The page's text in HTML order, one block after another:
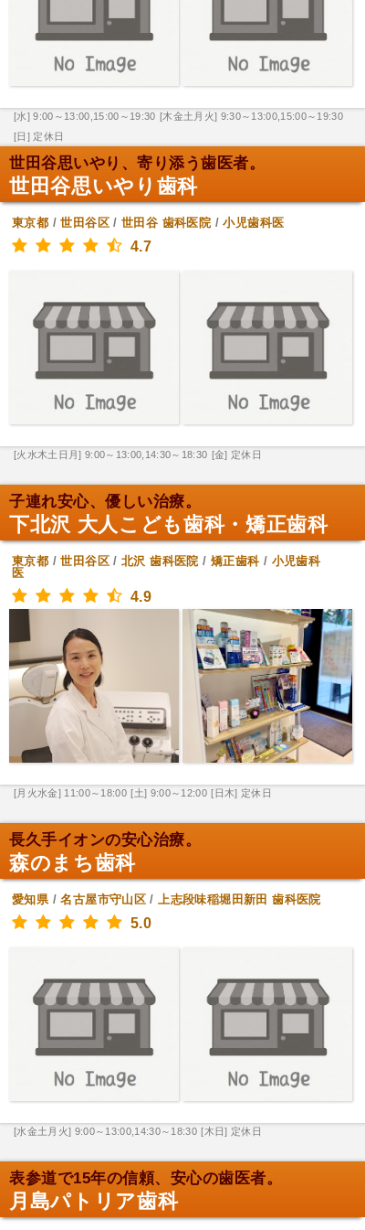
[水] 9:00～13:00,15:00～19:30 [木金土月火] 9:30～13:00,15:00～19:30
[日] 定休日
世田谷思いやり、寄り添う歯医者。
世田谷思いやり歯科
東京都 /世田谷区/世田谷 歯科医院 /小児歯科医
4.7
[火水木土日月] 9:00～13:00,14:30～18:30 [金] 定休日
子連れ安心、優しい治療。
下北沢 大人こども歯科・矯正歯科
東京都 /世田谷区/北沢 歯科医院 / 矯正歯科/ 小児歯科
医
4.9
[月火水金] 11:00～18:00 [土] 9:00～12:00 [日木] 定休日
長久手イオンの安心治療。
森のまち歯科
愛知県/名古屋市守山区 /上志段味稲堀田新田 歯科医院
5.0
[水金土月火] 9:00～13:00,14:30～18:30 [木日] 定休日
表参道で15年の信頼、安心の歯医者。
月島パトリア歯科